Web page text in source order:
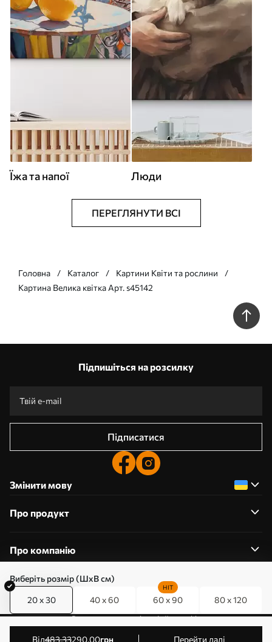
Виберіть розмір (ШхВ см)
20 x 30 40 x 60 60 x 90
HIT
80 x 120
від483.33290.00грн Перейти далі
Їжа та напої Люди
ПЕРЕГЛЯНУТИ ВСІ
Головна Каталог
Картини Квіти та рослини
Картина Велика квітка Арт. s45142
Підпишіться на розсилку
Підписатися
Змінити мову
Про продукт
Про компанію
0800357223
Редагування дозволів на файли cookie
© 2011-2026 Art-holst. Усі права захищені. Власник: